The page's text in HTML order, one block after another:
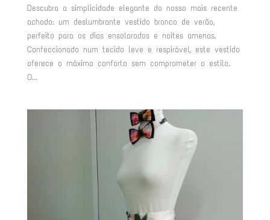
Descubra a simplicidade elegante do nosso mais recente
achado: um deslumbrante vestido branco de verão,
perfeito para os dias ensolarados e noites amenas.
Confeccionado num tecido leve e respirável, este vestido
oferece o máximo conforto sem comprometer o estilo.
O...